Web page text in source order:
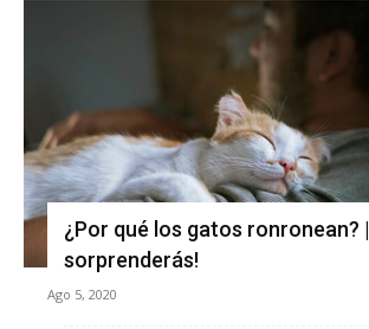
¿Por qué los gatos ronronean? |
sorprenderás!
Ago 5, 2020